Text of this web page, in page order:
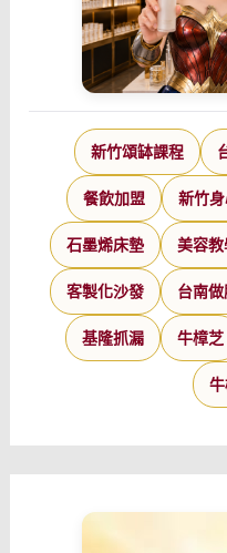
新竹頌缽課程
餐飲加盟 新竹
石墨烯床墊 美容教
客製化沙發 台南做
基隆抓漏 牛樟芝